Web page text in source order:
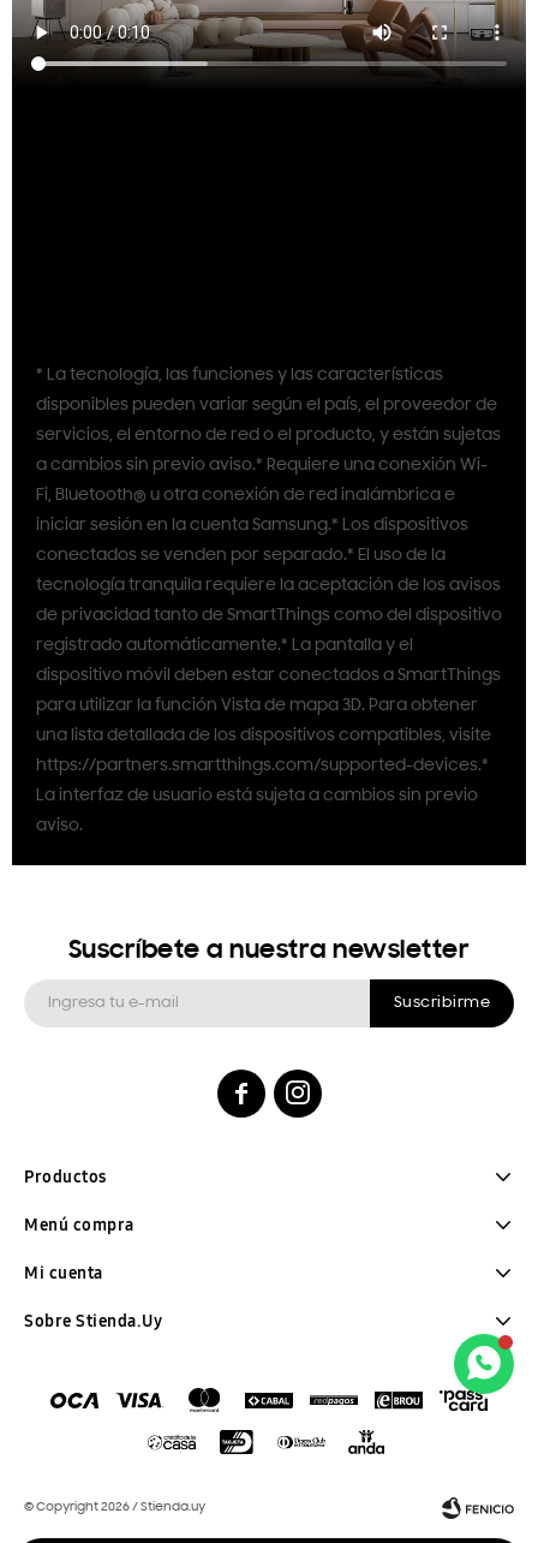
* La tecnología, las funciones y las características
disponibles pueden variar según el país, el proveedor de
servicios, el entorno de red o el producto, y están sujetas
a cambios sin previo aviso.* Requiere una conexión Wi-
Fi, Bluetooth® u otra conexión de red inalámbrica e
iniciar sesión en la cuenta Samsung.* Los dispositivos
conectados se venden por separado.* El uso de la
tecnología tranquila requiere la aceptación de los avisos
de privacidad tanto de SmartThings como del dispositivo
registrado automáticamente.* La pantalla y el
dispositivo móvil deben estar conectados a SmartThings
para utilizar la función Vista de mapa 3D. Para obtener
una lista detallada de los dispositivos compatibles, visite
https://partners.smartthings.com/supported-devices.*
La interfaz de usuario está sujeta a cambios sin previo
aviso.
Sobre Stienda.Uy
Menú compra
Mi cuenta
Productos
Suscríbete a nuestra newsletter
Suscribirme
 
© Copyright 2026 / Stienda.uy